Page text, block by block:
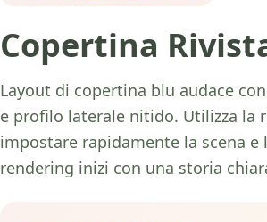
Copertina
Layout di copertina blu audace
e profilo laterale nitido. Utilizza la
impostare rapidamente la scena
rendering inizi con una storia